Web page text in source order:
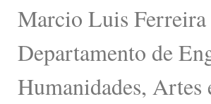
Marcio Luis Ferreira
Departamento de
Humanidades,